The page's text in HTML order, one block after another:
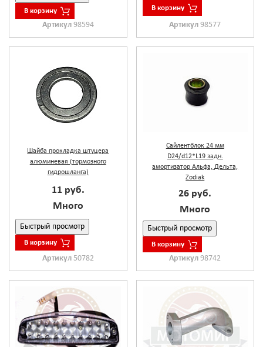
В корзину
Артикул 98594
В корзину
Артикул98577
Шайба прокладка штуцера
алюминевая (тормозного
гидрошланга)
11 руб.
Много
Быстрый просмотр
В корзину
Артикул 50782
Сайлентблок 24 мм
D24/d12*L19 задн.
амортизатор Альфа, Дельта,
Zodiak
26 руб.
Много
Быстрый просмотр
В корзину
Артикул98742